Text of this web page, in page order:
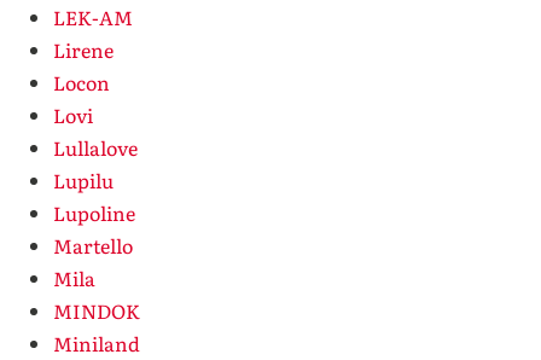
LEK-AM
Lirene
Locon
Lovi
Lullalove
Lupilu
Lupoline
Martello
Mila
MINDOK
Miniland